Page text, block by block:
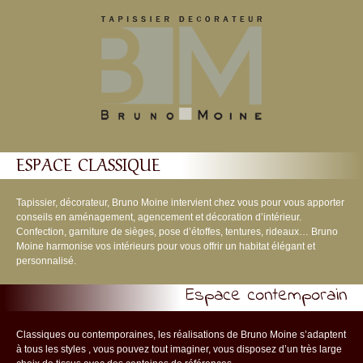
ESPACE CLASSIQUE
Tapissier, décorateur, Bruno Moine intervient chez vous pour vous apporter
conseils en aménagement, agencement et décoration d’intérieur.
Confection, garniture de sièges, pose d’étoffes, tentures, rideaux… Bruno
Moine harmonise vos intérieurs pour vous offrir un habitat élégant et
personnalisé.
Espace contemporain
Classiques ou contemporaines, les réalisations de Bruno Moine s’adaptent
à tous les styles , vous pouvez tout imaginer, vous disposez d’un très large